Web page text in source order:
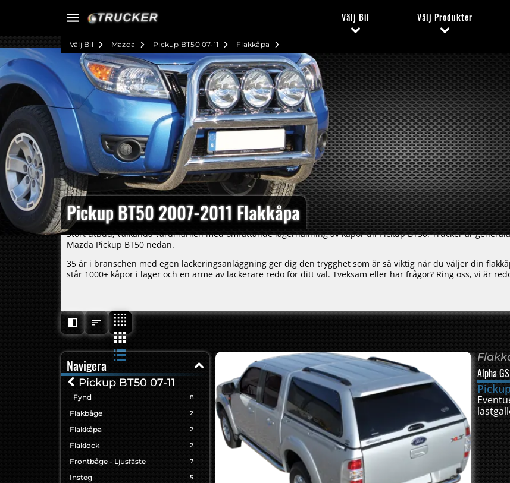
Välj Bil Välj Produkter
Flakkåpa
Pickup BT50 07-11
Mazda
Välj Bil
Pickup BT50 2007-2011 Flakkåpa
Stort utbud, välkända varumärken med omfattande lagerhållning av kåpor till Pickup BT50. Trucker är
Mazda Pickup BT50 nedan.
35 år i branschen med egen lackeringsanläggning ger dig den trygghet som är så viktig när du väljer din
står 1000+ kåpor i lager och en arme av lackerare redo för ditt val. Tveksam eller har frågor? Ring oss, vi är
Navigera
Pickup BT50 07-11
_Fynd 8
Flakbåge 2
Flakkåpa 2
Flaklock 2
Frontbåge - Ljusfäste 7
Insteg 5
Alpha